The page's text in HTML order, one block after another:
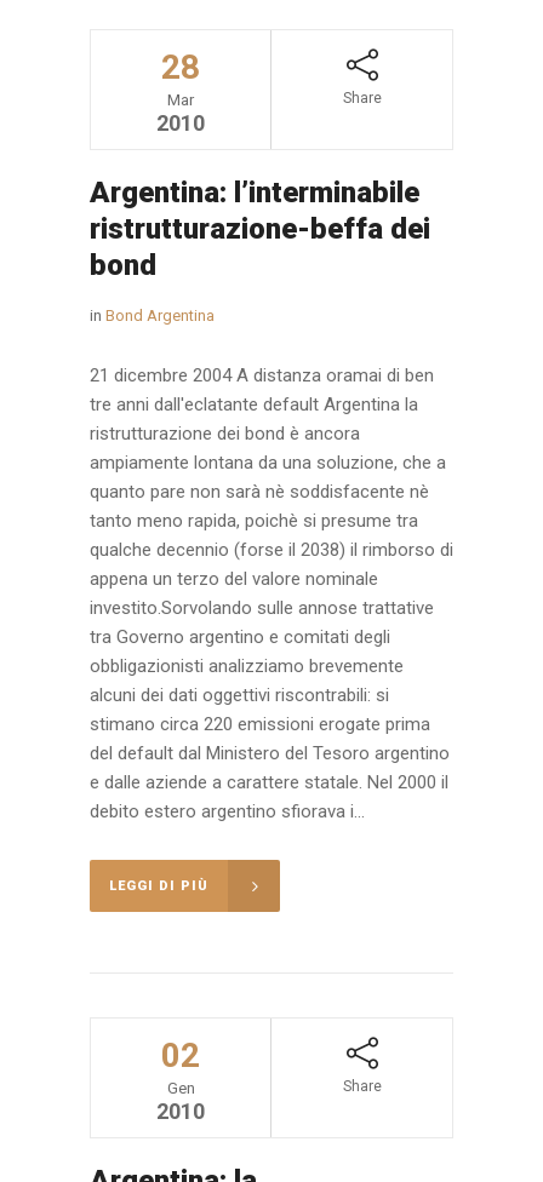
28
Mar
2010
Share
Argentina: l’interminabile
ristrutturazione-beffa dei
bond
in Bond Argentina
21 dicembre 2004 A distanza oramai di ben
tre anni dall'eclatante default Argentina la
ristrutturazione dei bond è ancora
ampiamente lontana da una soluzione, che a
quanto pare non sarà nè soddisfacente nè
tanto meno rapida, poichè si presume tra
qualche decennio (forse il 2038) il rimborso di
appena un terzo del valore nominale
investito.Sorvolando sulle annose trattative
tra Governo argentino e comitati degli
obbligazionisti analizziamo brevemente
alcuni dei dati oggettivi riscontrabili: si
stimano circa 220 emissioni erogate prima
del default dal Ministero del Tesoro argentino
e dalle aziende a carattere statale. Nel 2000 il
debito estero argentino sfiorava i...
LEGGI DI PIÙ
02
Gen
2010
Share